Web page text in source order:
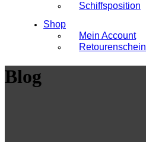
Schiffsposition
Shop
Mein Account
Retourenschein
Blog